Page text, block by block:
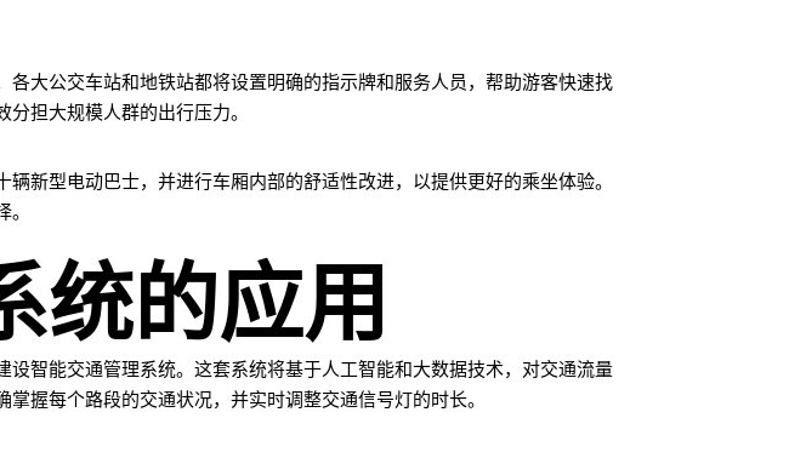
大公交车站和地铁站都将设置明确的指示牌和服务人员，帮助游客快速找
担大规模人群的出行压力。
新型电动巴士，并进行车厢内部的舒适性改进，以提供更好的乘坐体验。
统的应用
智能交通管理系统。这套系统将基于人工智能和大数据技术，对交通流量
握每个路段的交通状况，并实时调整交通信号灯的时长。